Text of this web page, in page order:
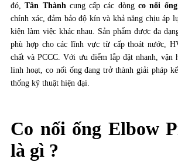
đó,Tân Thànhcung cấp các dòngco nối ống
chính xác, đảm bảo độ kín và khả năng chịu áp
kiện làm việc khác nhau. Sản phẩm được đa
phù hợp cho các lĩnh vực từ cấp thoát nước,
chất và PCCC. Với ưu điểm lắp đặt nhanh, vận
linh hoạt, co nối ống đang trở thành giải pháp
thống kỹ thuật hiện đại.
Co nối ống Elbow
là gì ?